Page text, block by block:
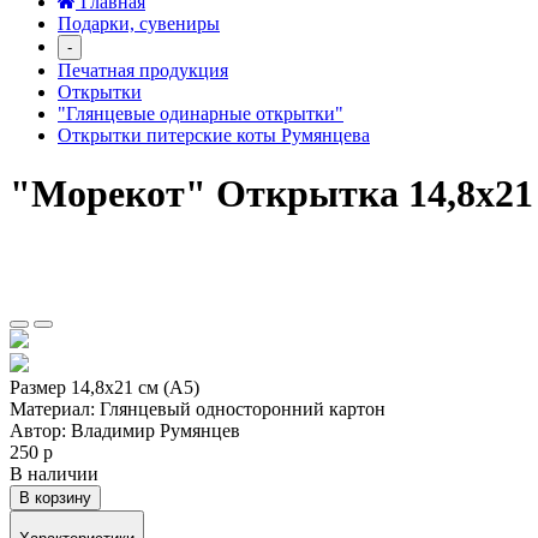
Подарки, сувениры
-
Печатная продукция
Открытки
"Глянцевые одинарные открытки"
Открытки питерские коты Румянцева
"Морекот" Открытка
Размер 14,8х21 см (А5)
Материал: Глянцевый односторонний картон
Автор: Владимир Румянцев
250 р
В наличии
В корзину